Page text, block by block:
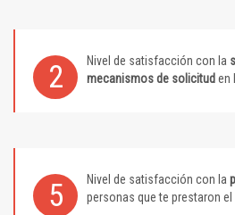
2 Nivel de satisfacción con la
mecanismos de solicitud en
5 Nivel de satisfacción con la
personas que te prestaron